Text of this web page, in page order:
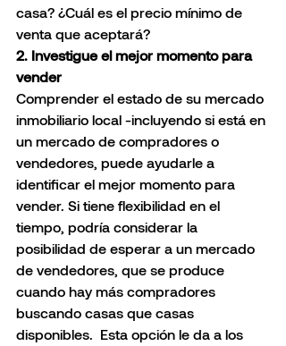
casa? ¿Cuál es el precio mínimo de
venta que aceptará?
2. Investigue el mejor momento para
vender
Comprender el estado de su mercado
inmobiliario local -incluyendo si está en
un mercado de compradores o
vendedores, puede ayudarle a
identificar el mejor momento para
vender. Si tiene flexibilidad en el
tiempo, podría considerar la
posibilidad de esperar a un mercado
de vendedores, que se produce
cuando hay más compradores
buscando casas que casas
disponibles.  Esta opción le da a los